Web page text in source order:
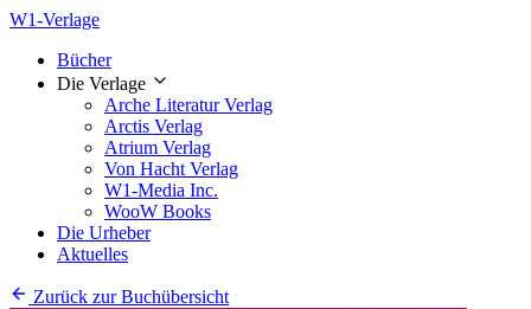
W1-Verlage
Bücher
Die Verlage
Arche Literatur Verlag
Arctis Verlag
Atrium Verlag
Von Hacht Verlag
W1-Media Inc.
WooW Books
Die Urheber
Aktuelles
Zurück zur Buchübersicht